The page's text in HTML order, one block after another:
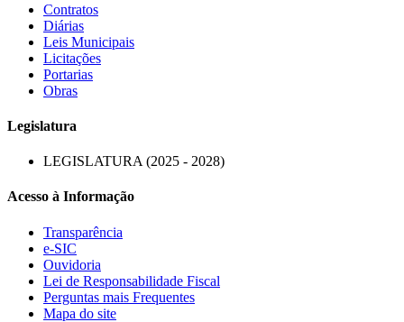
Contratos
Diárias
Leis Municipais
Licitações
Portarias
Obras
Legislatura
LEGISLATURA (2025 - 2028)
Acesso à Informação
Transparência
e-SIC
Ouvidoria
Lei de Responsabilidade Fiscal
Perguntas mais Frequentes
Mapa do site